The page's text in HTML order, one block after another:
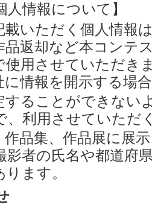
人情報について】
載いただく個人情報
品返却など本コンテ
使用させていただき
に情報を開示する場
することができない
、利用させていただ
作品集、作品展に展
影者の氏名や都道府
ます。